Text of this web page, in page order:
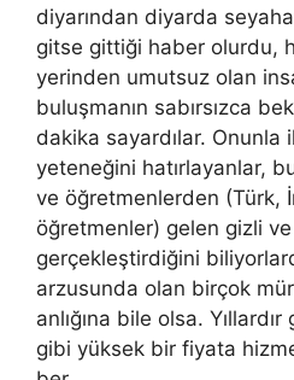
diyarından diyarda
gitse gittiği haber olurdu,
yerinden umutsuz olan
buluşmanın sabırsızca
dakika sayardılar. Onunla
yeteneğini hatırlayanlar,
ve öğretmenlerden (Türk,
öğretmenler) gelen gizli
gerçekleştirdiğini
arzusunda olan birçok
anlığına bile olsa.
gibi yüksek bir fiyata